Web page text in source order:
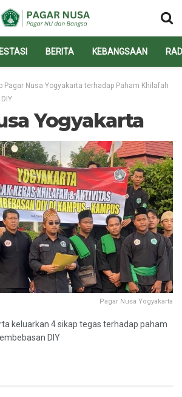
BERITA KEBANGSAAN
Pagar Nusa Yogyakarta terhadap Paham Khilafah
Yogyakarta
Pagar Nusa Yogyakarta
keluarkan 4 sikap tegas terhadap paham
DIY